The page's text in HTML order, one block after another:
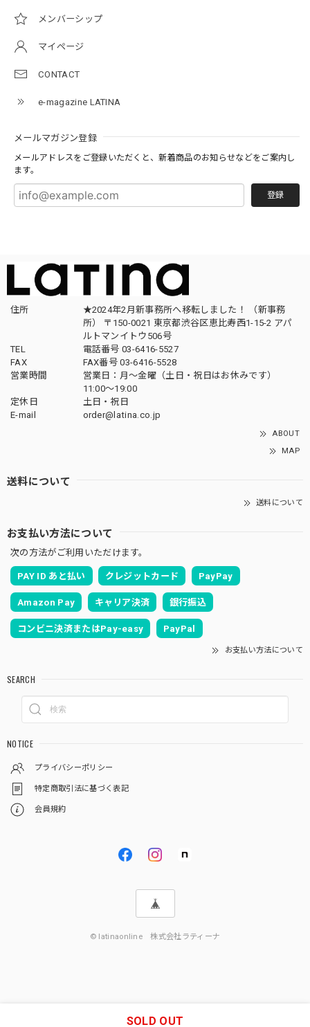
メンバーシップ
マイページ
CONTACT
e-magazine LATINA
メールマガジン登録
メールアドレスをご登録いただくと、新着商品のお知らせなどをご案内し
ます。
登録
住所
★2024年2月新事務所へ移転しました！ （新事務
所） 〒150-0021 東京都渋谷区恵比寿西1-15-2 アパ
ルトマンイトウ506号
TEL
電話番号 03-6416-5527
FAX
FAX番号 03-6416-5528
営業時間
営業日：月〜金曜（土日・祝日はお休みです）
11:00〜19:00
定休日
土日・祝日
E-mail
order@latina.co.jp
ABOUT
MAP
送料について
送料について
お支払い方法について
次の方法がご利用いただけます。
PAY ID あと払い クレジットカード PayPay
Amazon Pay キャリア決済 銀行振込
コンビニ決済またはPay-easy PayPal
お支払い方法について
SEARCH
NOTICE
プライバシーポリシー
特定商取引法に基づく表記
会員規約
© latinaonline 株式会社ラティーナ
SOLD OUT